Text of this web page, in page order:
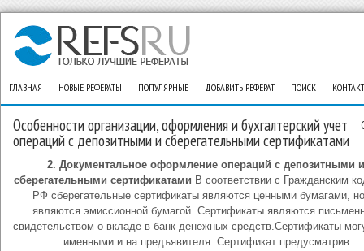
ГЛАВНАЯ НОВЫЕ РЕФЕРАТЫ ПОПУЛЯРНЫЕ ДОБАВИТЬ РЕФЕРАТ ПОИСК
Особенности организации, оформления и бухгалтерский учет
операций с депозитными и сберегательными сертификатами
2. Документальное оформление операций с депозитными и
сберегательными сертификатами В соответствии с Гражданским
РФ сберегательные сертификаты являются ценными бумагами,
являются эмиссионной бумагой. Сертификаты являются
свидетельством о вкладе в банк денежных средств.Сертификаты
именными и на предъявителя. Сертификат предусматрив